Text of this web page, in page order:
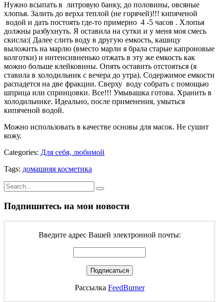
Нужно всыпать в литровую банку, до половины, овсяные
хлопья. Залить до верха теплой (не горячей)!!! кипяченой
водой и дать постоять где-то примерно 4 -5 часов . Хлопья
должны разбухнуть. Я оставила на сутки и у меня моя смесь
скисла:( Далее слить воду в другую емкость, кашицу
выложить на марлю (вместо марли я брала старые капроновые
колготки) и интенсивненько отжать в эту же емкость как
можно больше клейковины. Опять оставить отстояться (я
ставила в холодильник с вечера до утра). Содержимое емкости
распадется на две фракции. Сверху воду собрать с помощью
шприца или спринцовки. Все!!! Умывашка готова. Хранить в
холодильнике. Идеально, после применения, умыться
кипяченой водой.
Можно использовать в качестве основы для масок. Не сушит
кожу.
Categories: Для себя, любимой
Tags: домашняя косметика
Подпишитесь на мои новости
Введите адрес Вашей электронной почты:
Рассылка FeedBurner